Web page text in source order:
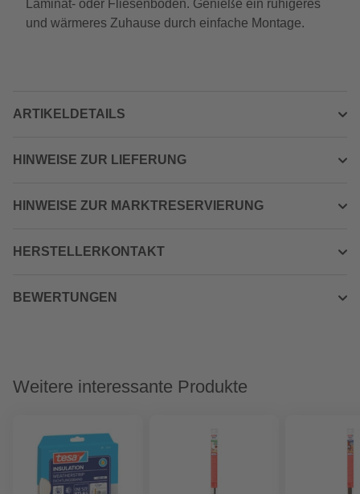
Laminat- oder Fliesenböden. Genieße ein ruhigeres
und wärmeres Zuhause durch einfache Montage.
ARTIKELDETAILS
HINWEISE ZUR LIEFERUNG
HINWEISE ZUR MARKTRESERVIERUNG
HERSTELLERKONTAKT
BEWERTUNGEN
Weitere interessante Produkte